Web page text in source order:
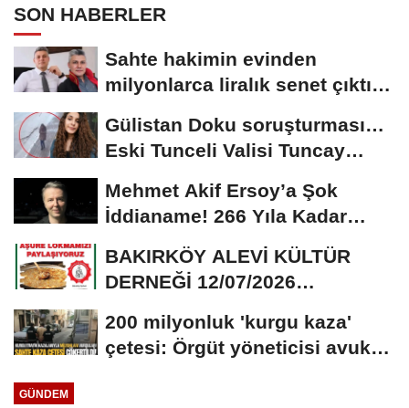
SON HABERLER
Sahte hakimin evinden
milyonlarca liralık senet çıktı:
Gülistan Doku soruşturması…
Eski Tunceli Valisi Tuncay
Mehmet Akif Ersoy’a Şok
İddianame! 266 Yıla Kadar
Hapis Talebi
BAKIRKÖY ALEVİ KÜLTÜR
DERNEĞİ 12/07/2026
DAVETİNE...
200 milyonluk 'kurgu kaza'
çetesi: Örgüt yöneticisi avukat
GÜNDEM